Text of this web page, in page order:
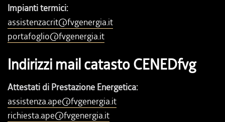
Impianti termici:
assistenzacrit@fvgenergia.it
portafoglio@fvgenergia.it
Indirizzi mail catasto CENEDfvg
Attestati di Prestazione Energetica:
assistenza.ape@fvgenergia.it
richiesta.ape@fvgenergia.it